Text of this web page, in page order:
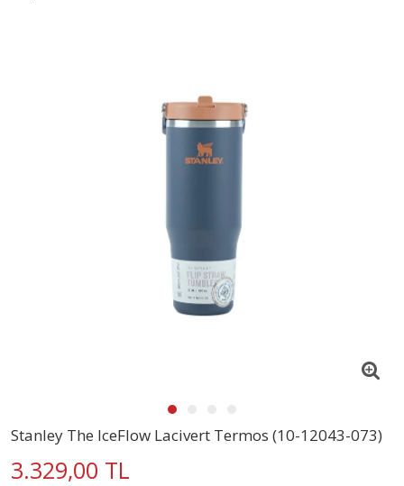
Stanley The IceFlow Lacivert Termos (10-12043-073)
3.329,00 TL